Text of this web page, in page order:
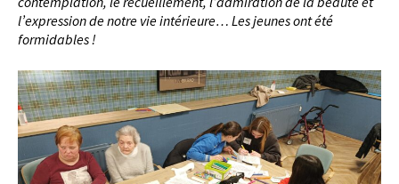
l’expression de notre vie intérieure… Les jeunes ont été
formidables !